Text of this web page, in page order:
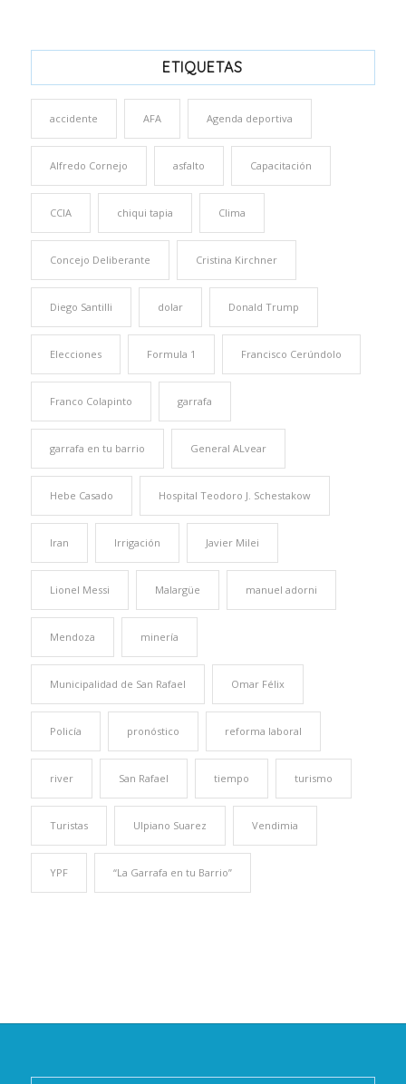
ETIQUETAS
accidente AFA Agenda deportiva
Alfredo Cornejo asfalto Capacitación
CCIA chiqui tapia Clima
Concejo Deliberante Cristina Kirchner
Diego Santilli dolar Donald Trump
Elecciones Formula 1 Francisco Cerúndolo
Franco Colapinto garrafa
garrafa en tu barrio General ALvear
Hebe Casado Hospital Teodoro J. Schestakow
Iran Irrigación Javier Milei
Lionel Messi Malargüe manuel adorni
Mendoza minería
Municipalidad de San Rafael Omar Félix
Policía pronóstico reforma laboral
river San Rafael tiempo turismo
Turistas Ulpiano Suarez Vendimia
YPF “La Garrafa en tu Barrio”